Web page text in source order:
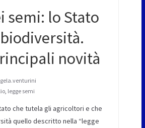
semi: lo Stato
novità
, legge semi
che tutela gli agricoltori e che
quello descritto nella “legge